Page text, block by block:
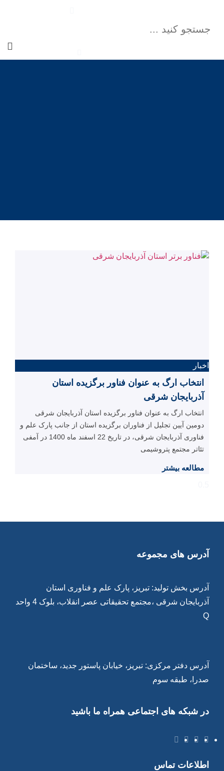
اخبار
انتخاب ارگ به عنوان فناور برگزیده استان
آذربایجان شرقی
انتخاب ارگ به عنوان فناور برگزیده استان آذربایجان شرقی
دومین آیین تجلیل از فناوران برگزیده استان از جانب پارک علم و
فناوری آذربایجان شرقی، در تاریخ 22 اسفند ماه 1400 در آمفی
تئاتر مجتمع پتروشیمی
مطالعه بیشتر
آدرس های مجموعه
آدرس بخش تولید: تبریز، پارک علم و فناوری استان
آذربایجان شرقی ،مجتمع تحقیقاتی عصر انقلاب، بلوک 4 واحد
Q
آدرس دفتر مرکزی: تبریز، خیابان پاستور جدید، ساختمان
صدرا، طبقه سوم
در شبکه های اجتماعی همراه ما باشید
اطلاعات تماس